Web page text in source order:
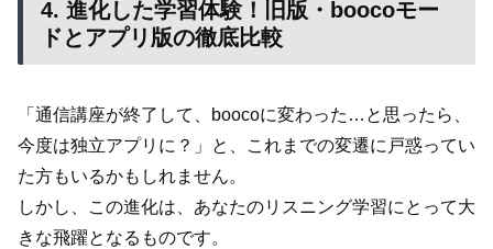
4. 進化した学習体験！旧版・boocoモー
ドとアプリ版の徹底比較
「通信講座が終了して、boocoに変わった…と思ったら、
今度は独立アプリに？」と、これまでの変遷に戸惑ってい
た方もいるかもしれません。
しかし、この進化は、あなたのリスニング学習にとって大
きな飛躍となるものです。